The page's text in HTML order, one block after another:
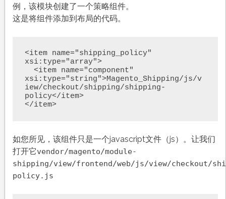
例，该模块创建了一个策略组件。
这是将组件添加到布局的代码。
<item name="shipping_policy"
xsi:type="array">
xsi:type="string">Magento_Shipping/js/v
iew/checkout/shipping/shipping-
policy</item>
</item>
如您所见，该组件只是一个javascript文件（js）。让我们
打开它vendor/magento/module-
shipping/view/frontend/web/js/view/checkout/
policy.js